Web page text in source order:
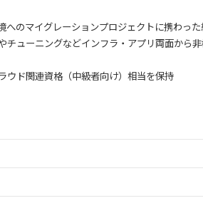
へのマイグレーションプロジェクトに携わっ
チューニングなどインフラ・アプリ両面から
ウド関連資格（中級者向け）相当を保持